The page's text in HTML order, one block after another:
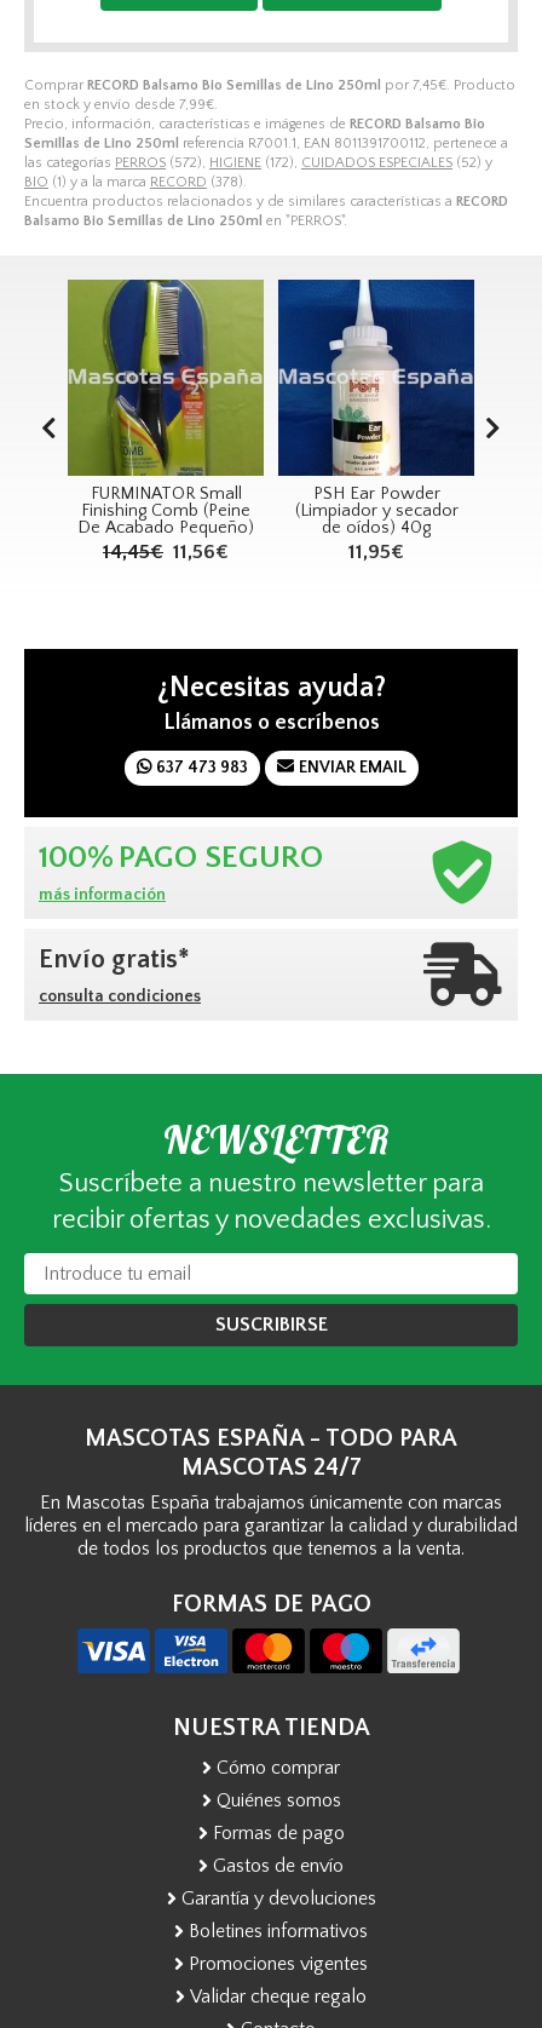
Comprar RECORD Balsamo Bio Semillas de Lino 250ml por 7,45€ . Producto
en stock y envío desde 7,99€
Precio, información, características e imágenes de RECORD Balsamo Bio
Semillas de Lino 250ml
referencia R7001.1, EAN 8011391700112, pertenece a
las categorías PERROS (572), HIGIENE (172), CUIDADOS ESPECIALES (52) y
BIO (1) y a la marca RECORD (378).
Encuentra productos relacionados y de similares características a RECORD
Balsamo Bio Semillas de Lino 250ml en "PERROS".
FURMINATOR Small
Finishing Comb (Peine
De Acabado Pequeño)
14,45€ 11,56€
PSH Ear Powder
(Limpiador y secador
de oídos) 40g
11,95€
¿Necesitas ayuda?
Llámanos o escríbenos
637 473 983 ENVIAR EMAIL
100% PAGO SEGURO
más información
Envío gratis*
consulta condiciones
NEWSLETTER
Suscríbete a nuestro newsletter para
recibir ofertas y novedades exclusivas.
SUSCRIBIRSE
MASCOTAS ESPAÑA - TODO PARA
MASCOTAS 24/7
En Mascotas España trabajamos únicamente con marcas
líderes en el mercado para garantizar la calidad y durabilidad
de todos los productos que tenemos a la venta.
FORMAS DE PAGO
NUESTRA TIENDA
Cómo comprar
Quiénes somos
Formas de pago
Gastos de envío
Garantía y devoluciones
Boletines informativos
Promociones vigentes
Validar cheque regalo